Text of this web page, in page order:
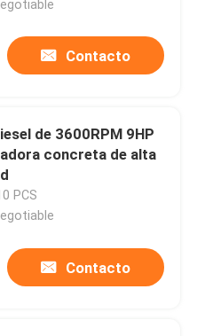
Contacto
de 3600RPM 9HP
concreta de alta
PCS
Contacto